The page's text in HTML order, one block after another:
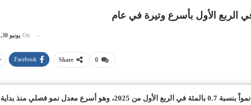
On يونيو 30, 2025
0
Share
Facebook
سجّل الاقتصاد البريطاني، الإثنين، نمواً بنسبة 0.7 بالمئة في الربع الأول من 2025، وهو أسرع معدل نمو فصلي منذ بداية